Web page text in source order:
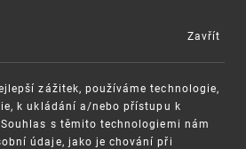
MENU
zážitek, používáme technologie,
k ukládání a/nebo přístupu k
s těmito technologiemi nám
údaje, jako je chování při
Zavřít